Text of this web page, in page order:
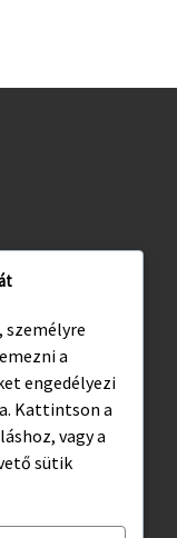
személyre
a
engedélyezi
Kattintson a
vagy a
sütik